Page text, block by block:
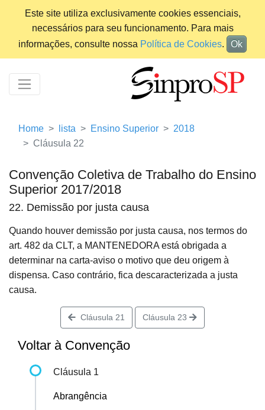
Este site utiliza exclusivamente cookies essenciais,
necessários para seu funcionamento. Para mais
informações, consulte nossa Política de Cookies. Ok
Home lista Ensino Superior
2018
Cláusula 22
Convenção Coletiva de Trabalho do Ensino
Superior 2017/2018
22. Demissão por justa causa
Quando houver demissão por justa causa, nos termos do
art. 482 da CLT, a MANTENEDORA está obrigada a
determinar na carta-aviso o motivo que deu origem à
dispensa. Caso contrário, fica descaracterizada a justa
causa.
Cláusula 21 Cláusula 23
Voltar à Convenção
Cláusula 1
Abrangência